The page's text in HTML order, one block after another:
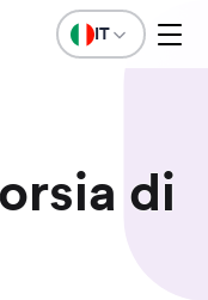
IT
di